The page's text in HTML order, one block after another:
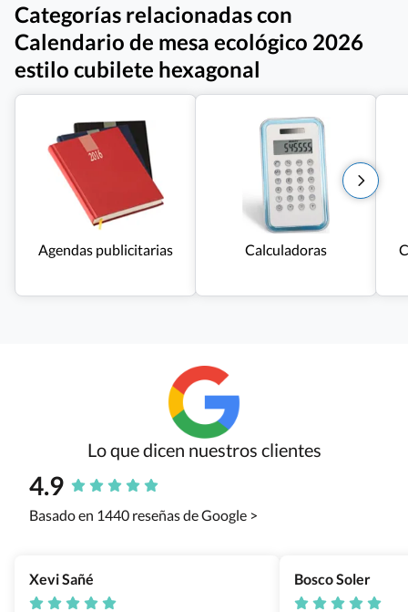
Categorías relacionadas con
Calendario de mesa ecológico 2026
estilo cubilete hexagonal
Agendas publicitarias Calculadoras
Lo que dicen nuestros clientes
4.9
Basado en 1440 reseñas de Google >
Xevi Sañé Bosco Soler